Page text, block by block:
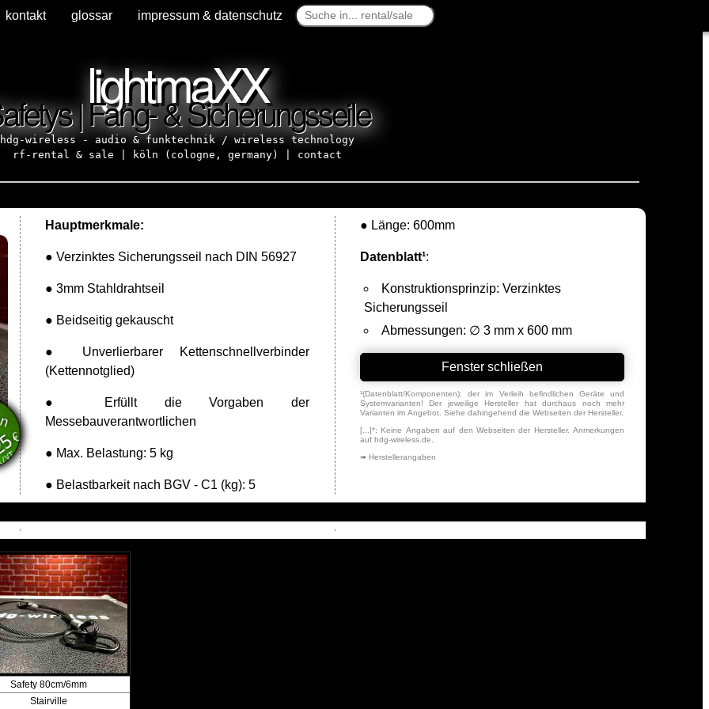
kontakt glossar impressum & datenschutz
kontakt glossar impressum & datenschutz
lightmaXX
| Fang- & Sicherungsseile
hdg-wireless - audio & funktechnik / wireless technology
rf-rental & sale | köln (cologne, germany) | contact
€
VT
Hauptmerkmale:
● Verzinktes Sicherungsseil nach DIN 56927
● 3mm Stahldrahtseil
● Beidseitig gekauscht
● Unverlierbarer Kettenschnellverbinder
(Kettennotglied)
● Erfüllt die Vorgaben der
Messebauverantwortlichen
● Max. Belastung: 5 kg
● Belastbarkeit nach BGV - C1 (kg): 5
● Länge: 600mm
Datenblatt¹:
Konstruktionsprinzip: Verzinktes
Sicherungsseil
Abmessungen: ∅ 3 mm x 600 mm
Fenster schließen
¹(Datenblatt/Komponenten): der im Verleih befindlichen Geräte und
Systemvarianten! Der jeweilige Hersteller hat durchaus noch mehr
Varianten im Angebot. Siehe dahingehend die Webseiten der Hersteller.
[...]*: Keine Angaben auf den Webseiten der Hersteller. Anmerkungen
auf hdg-wireless.de.
➠ Herstellerangaben
Safety 80cm/6mm
Stairville